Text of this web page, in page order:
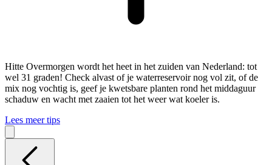
Hitte Overmorgen wordt het heet in het zuiden van Nederland: tot
wel 31 graden! Check alvast of je waterreservoir nog vol zit, of de
mix nog vochtig is, geef je kwetsbare planten rond het middaguur
schaduw en wacht met zaaien tot het weer wat koeler is.
Lees meer tips